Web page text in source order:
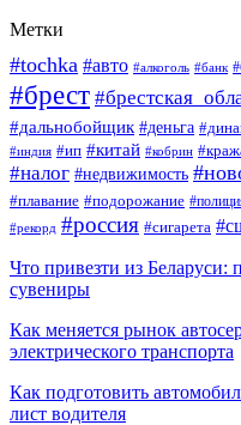
Метки
#tochka #авто #алкоголь #банк
#брест
#дальнобойщик #деньга
#индия #ип #китай #кобрин
#налог #недвижимость
#плавание #подорожание
#рекорд #россия #сигарета
Что привезти из Беларуси:
сувениры
Как меняется рынок
электрического транспорта
Как подготовить
лист водителя